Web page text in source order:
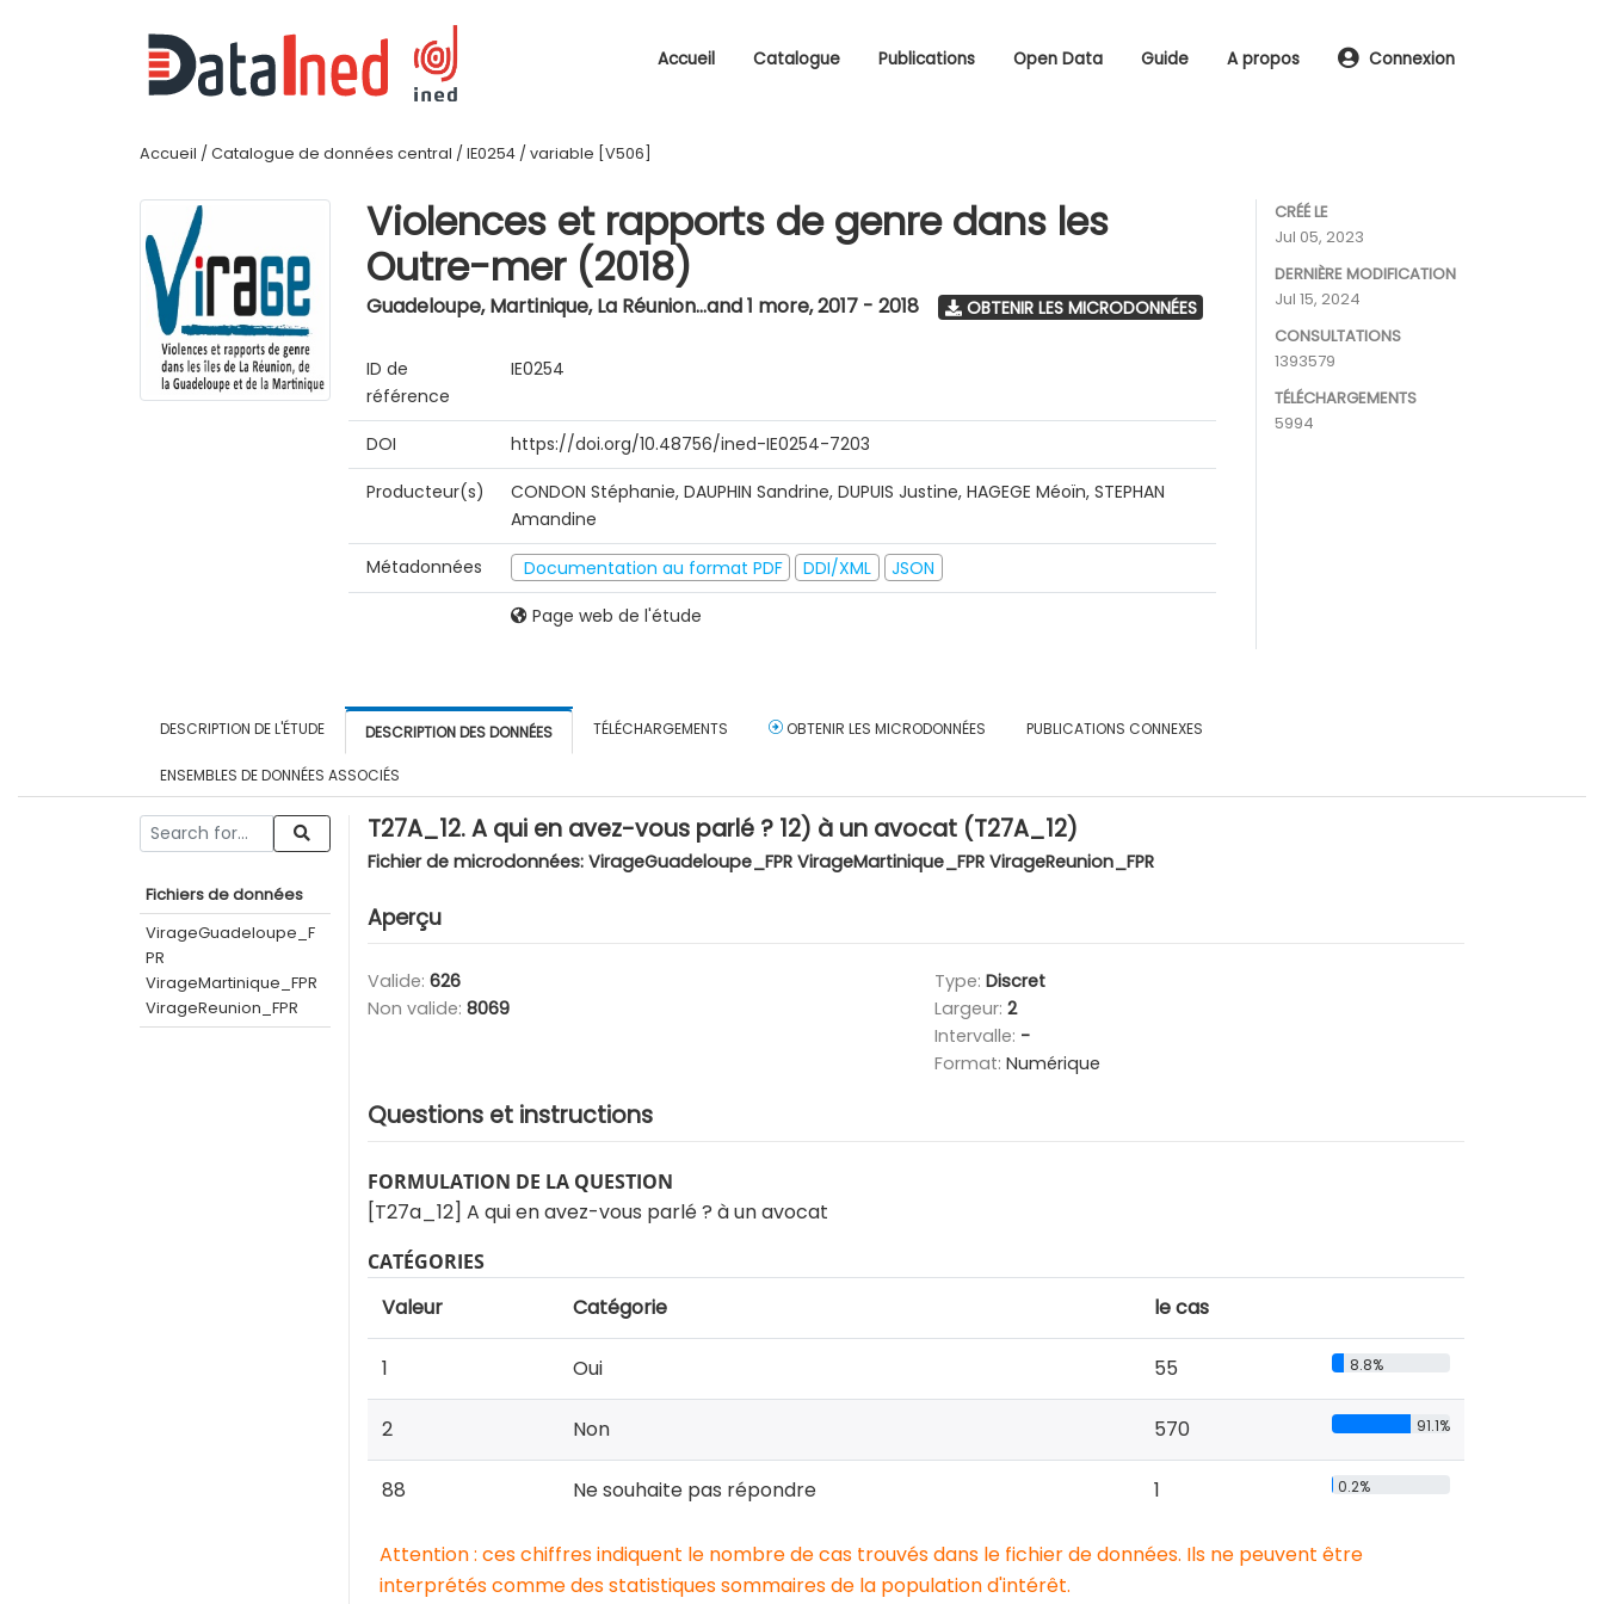
Accueil Catalogue Publications Open Data Guide A propos Connexion
Accueil / Catalogue de données central / IE0254 / variable [V506]
Violences et rapports de genre dans les
Outre-mer (2018)
Guadeloupe, Martinique, La Réunion...and 1 more,2017 - 2018 OBTENIR LES MICRODONNÉES
ID de
référence
IE0254
DOI
https://doi.org/10.48756/ined-IE0254-7203
Producteur(s)
CONDON Stéphanie, DAUPHIN Sandrine, DUPUIS Justine, HAGEGE Méoïn, STEPHAN
Amandine
Métadonnées
Documentation au format PDF DDI/XML
JSON
Page web de l'étude
CRÉÉ LE
Jul 05, 2023
DERNIÈRE MODIFICATION
Jul 15, 2024
CONSULTATIONS
1393579
TÉLÉCHARGEMENTS
5994
DESCRIPTION DE L'ÉTUDE DESCRIPTION DES DONNÉES TÉLÉCHARGEMENTS OBTENIR LES MICRODONNÉES PUBLICATIONS CONNEXES
ENSEMBLES DE DONNÉES ASSOCIÉS
Fichiers de données
VirageGuadeloupe_F
PR
VirageMartinique_FPR
VirageReunion_FPR
T27A_12. A qui en avez-vous parlé ? 12) à un avocat (T27A_12)
Fichier de microdonnées: VirageGuadeloupe_FPR VirageMartinique_FPR VirageReunion_FPR
Aperçu
Valide: 626
Non valide: 8069
Type: Discret
Largeur: 2
Intervalle: -
Format: Numérique
Questions et instructions
FORMULATION DE LA QUESTION
[T27a_12] A qui en avez-vous parlé ? à un avocat
CATÉGORIES
Valeur Catégorie le cas
1 Oui 55 8.8%
2 Non 570 91.1%
88 Ne souhaite pas répondre 1 0.2%
Attention : ces chiffres indiquent le nombre de cas trouvés dans le fichier de données. Ils ne peuvent être
interprétés comme des statistiques sommaires de la population d'intérêt.